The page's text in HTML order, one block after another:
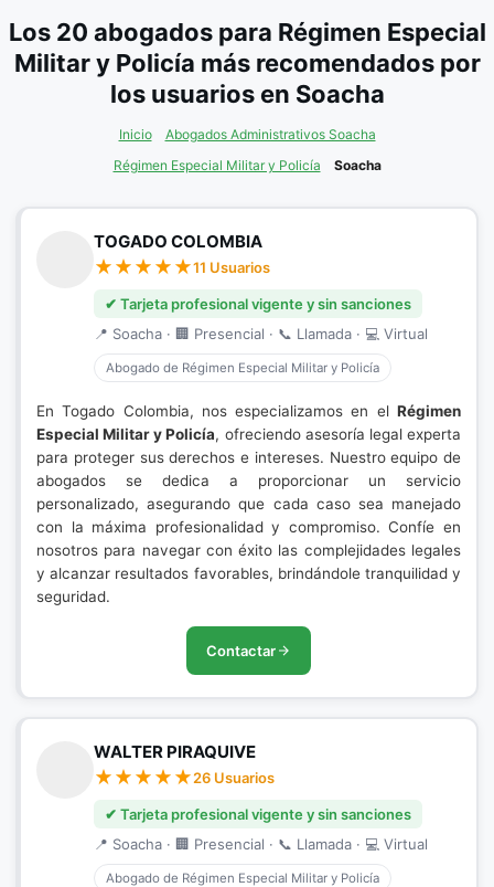
Los 20 abogados para Régimen Especial
Militar y Policía más recomendados por
los usuarios en Soacha
Inicio
Abogados Administrativos Soacha
Régimen Especial Militar y Policía
Soacha
TOGADO COLOMBIA
11 Usuarios
✔ Tarjeta profesional vigente y sin sanciones
📍 Soacha · 🏢 Presencial · 📞 Llamada · 💻 Virtual
Abogado de Régimen Especial Militar y Policía
En Togado Colombia, nos especializamos en el Régimen
Especial Militar y Policía, ofreciendo asesoría legal experta
para proteger sus derechos e intereses. Nuestro equipo de
abogados se dedica a proporcionar un servicio
personalizado, asegurando que cada caso sea manejado
con la máxima profesionalidad y compromiso. Confíe en
nosotros para navegar con éxito las complejidades legales
y alcanzar resultados favorables, brindándole tranquilidad y
seguridad.
Contactar
WALTER PIRAQUIVE
26 Usuarios
✔ Tarjeta profesional vigente y sin sanciones
📍 Soacha · 🏢 Presencial · 📞 Llamada · 💻 Virtual
Abogado de Régimen Especial Militar y Policía